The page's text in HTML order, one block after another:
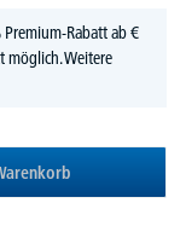
Rabatt ab €
möglich.Weitere